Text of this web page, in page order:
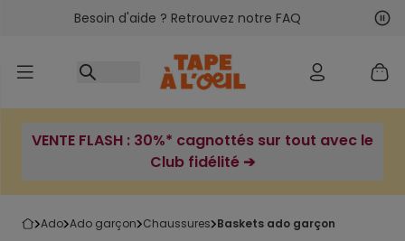
Accéder au contenu
Besoin d'aide ? Retrouvez notre FAQ
VENTE FLASH : 30%* cagnottés sur tout avec le
Club fidélité ➔
ado ado garçon chaussures baskets ado garçon